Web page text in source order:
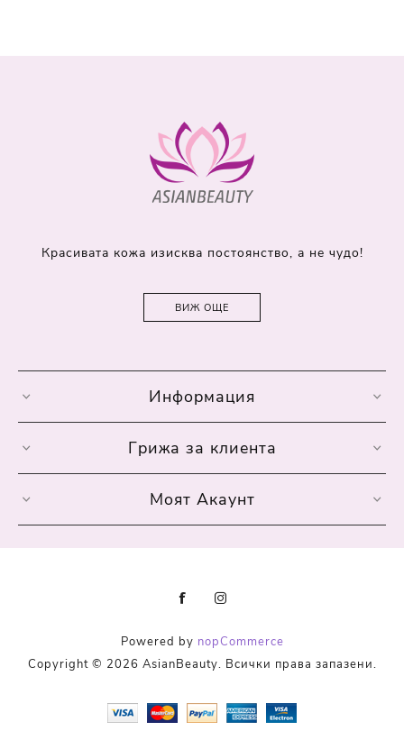
Красивата кожа изисква постоянство, а не чудо!
ВИЖ ОЩЕ
Информация
Грижа за клиента
Моят Акаунт
Powered by nopCommerce
Copyright © 2026 AsianBeauty. Всички права запазени.